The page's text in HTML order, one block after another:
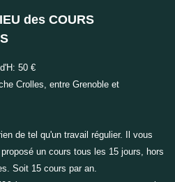
des COURS
50 €
Crolles, entre Grenoble et
de tel qu'un travail régulier. Il vous
un cours tous les 15 jours, hors
Soit 15 cours par an.